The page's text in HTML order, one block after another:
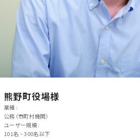
熊野町役場様
業種 :
公務（市町村機関）
ユーザー規模 :
101名 ~ 300名以下